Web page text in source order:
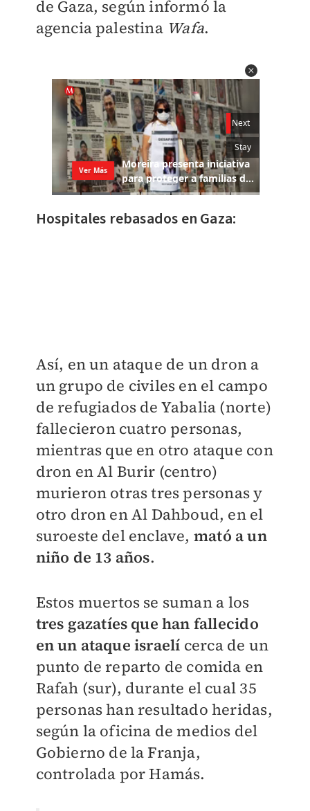
de Gaza, según informó la
agencia palestina Wafa.
Hospitales rebasados en Gaza:
Así, en un ataque de un dron a
un grupo de civiles en el campo
de refugiados de Yabalia (norte)
fallecieron cuatro personas,
mientras que en otro ataque con
dron en Al Burir (centro)
murieron otras tres personas y
otro dron en Al Dahboud, en el
suroeste del enclave, mató a un
niño de 13 años.
Estos muertos se suman a los
tres gazatíes que han fallecido
en un ataque israelí cerca de un
punto de reparto de comida en
Rafah (sur), durante el cual 35
personas han resultado heridas,
según la oficina de medios del
Gobierno de la Franja,
controlada por Hamás.